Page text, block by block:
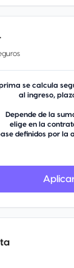
se calcula
al ingreso,
Depende de la
elige en la
definidos por la